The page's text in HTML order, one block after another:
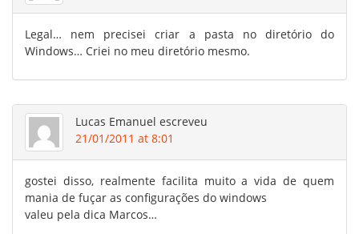
Legal… nem precisei criar a pasta no diretório do
Windows… Criei no meu diretório mesmo.
Lucas Emanuel escreveu
21/01/2011 at 8:01
gostei disso, realmente facilita muito a vida de quem
mania de fuçar as configurações do windows
valeu pela dica Marcos…